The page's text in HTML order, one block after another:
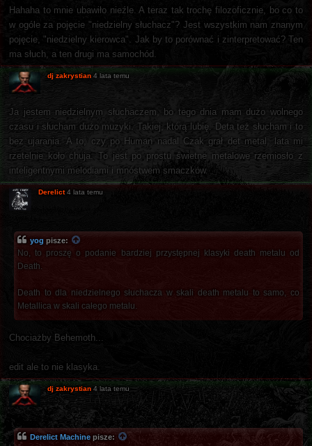
Hahaha to mnie ubawiło nieźle. A teraz tak trochę filozoficznie, bo co to
w ogóle za pojęcie "niedzielny słuchacz"? Jest wszystkim nam znanym
pojęcie, "niedzielny kierowca". Jak by to porównać i zinterpretować? Ten
ma słuch, a ten drugi ma samochód.
dj zakrystian 4 lata temu
Ja jestem niedzielnym słuchaczem, bo tego dnia mam dużo wolnego
czasu i słucham dużo muzyki. Takiej, którą lubię. Deta też słucham i to
bez ujarania. A to, czy po Human nadal Czak grał det metal, lata mi
rzetelnie koło chuja. To jest po prostu świetne metalowe rzemiosło z
inteligentnymi melodiami i mnóstwem smaczków.
Derelict 4 lata temu
yog pisze:
No, to proszę o podanie bardziej przystępnej klasyki death metalu od
Death.
Death to dla niedzielnego słuchacza w skali death metalu to samo, co
Metallica w skali całego metalu.
Chociażby Behemoth...
edit ale to nie klasyka.
dj zakrystian 4 lata temu
Derelict Machine pisze: